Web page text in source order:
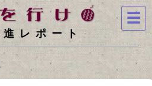
進レポート
☰